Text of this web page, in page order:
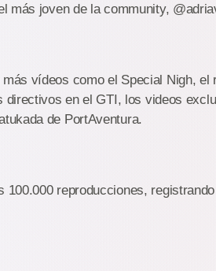
más joven de la community,
vídeos como el Special Nigh,
directivos en el GTI, los videos
de PortAventura.
100.000 reproducciones,